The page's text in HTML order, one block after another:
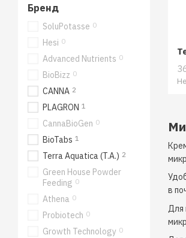
в
Для
Бренд
SoluPotasse 0
Hesi 0
Advanced Nutrients 0
BioBizz 0
CANNA 2
PLAGRON 1
CannaBioGen 0
BioTabs 1
Terra Aquatica (T.A.) 2
Green House Powder
Feeding 0
Athena 0
Probiotech 0
Growth Technology 0